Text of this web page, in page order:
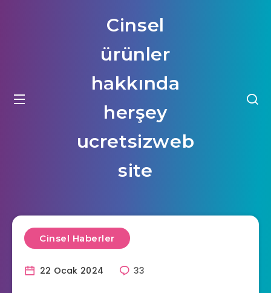
Cinsel
ürünler
hakkında
herşey
ucretsizweb
site
Cinsel Haberler
22 Ocak 2024 33